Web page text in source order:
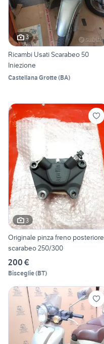
3
Ricambi Usati Scarabeo 50
Iniezione
Castellana Grotte(BA)
3
Originale pinza freno posteriore
scarabeo 250/300
200 €
Bisceglie(BT)